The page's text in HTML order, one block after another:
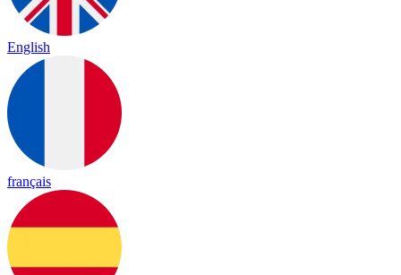
English
français